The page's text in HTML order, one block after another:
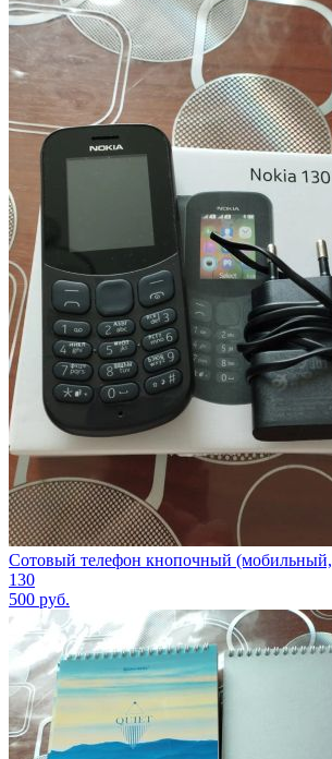
Сотовый телефон кнопочный
130
500 руб.